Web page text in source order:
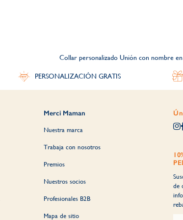
Collar personalizado Unión con nombre
PERSONALIZACIÓN GRATIS
Merci Maman
Nuestra marca
Trabaja con nosotros
Premios
Nuestros socios
Profesionales B2B
Mapa de sitio
de